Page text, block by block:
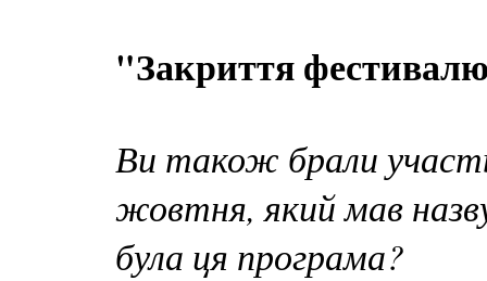
"Закриття
Ви також брали
жовтня, який мав
була ця програма?